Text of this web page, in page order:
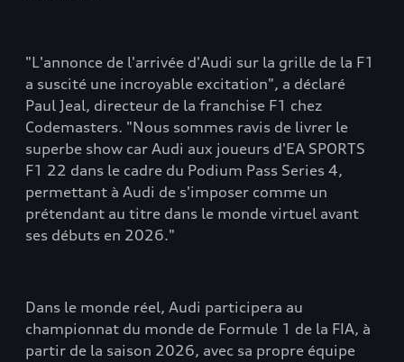
"L'annonce de l'arrivée d'Audi sur la grille de la F1
a suscité une incroyable excitation", a déclaré
Paul Jeal, directeur de la franchise F1 chez
Codemasters. "Nous sommes ravis de livrer le
superbe show car Audi aux joueurs d'EA SPORTS
F1 22 dans le cadre du Podium Pass Series 4,
permettant à Audi de s'imposer comme un
prétendant au titre dans le monde virtuel avant
ses débuts en 2026."
Dans le monde réel, Audi participera au
championnat du monde de Formule 1 de la FIA, à
partir de la saison 2026, avec sa propre équipe